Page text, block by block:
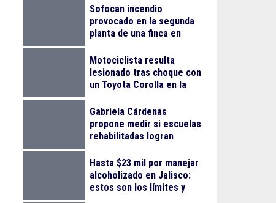
Ayotzinapa
Sofocan incendio
provocado en la segunda
planta de una finca en
Motociclista resulta
lesionado tras choque con
un Toyota Corolla en la
Gabriela Cárdenas
propone medir si escuelas
rehabilitadas logran
escolar
Hasta $23 mil por manejar
alcoholizado en Jalisco:
estos son los límites y